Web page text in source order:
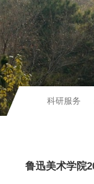
科研服务
鲁迅美术学院